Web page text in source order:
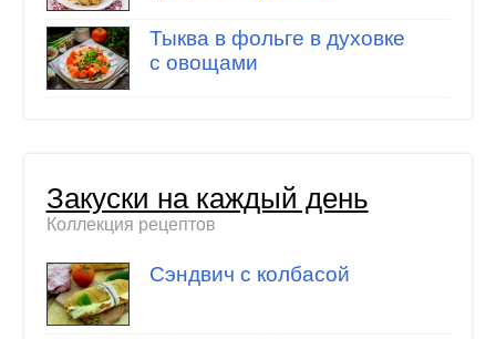
Тыква в фольге в духовке
с овощами
Закуски на каждый день
Коллекция рецептов
Сэндвич с колбасой